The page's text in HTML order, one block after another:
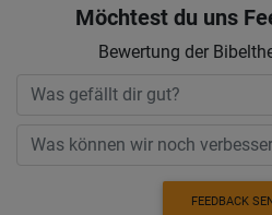
Möchtest du uns
Bewertung der
FEEDBACK